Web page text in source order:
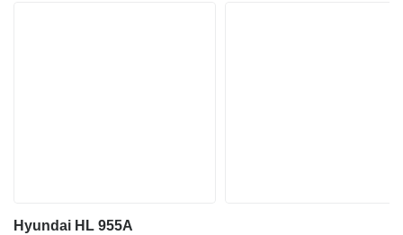
Hyundai HL 955A